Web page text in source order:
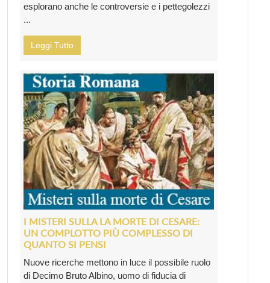
esplorano anche le controversie e i pettegolezzi
...
Leggi Tutto
I MISTERI SULLA LA MORTE DI CESARE:
UN COMPLOTTO PIÙ COMPLESSO DI
QUANTO SI PENSI
Nuove ricerche mettono in luce il possibile ruolo
di Decimo Bruto Albino, uomo di fiducia di